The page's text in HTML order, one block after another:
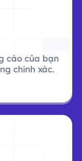
cáo của bạn
chính xác.